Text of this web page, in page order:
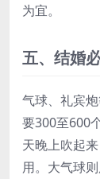
为宜。
五、结婚
气球、礼宾
要300至600
天晚上吹起
用。大气球